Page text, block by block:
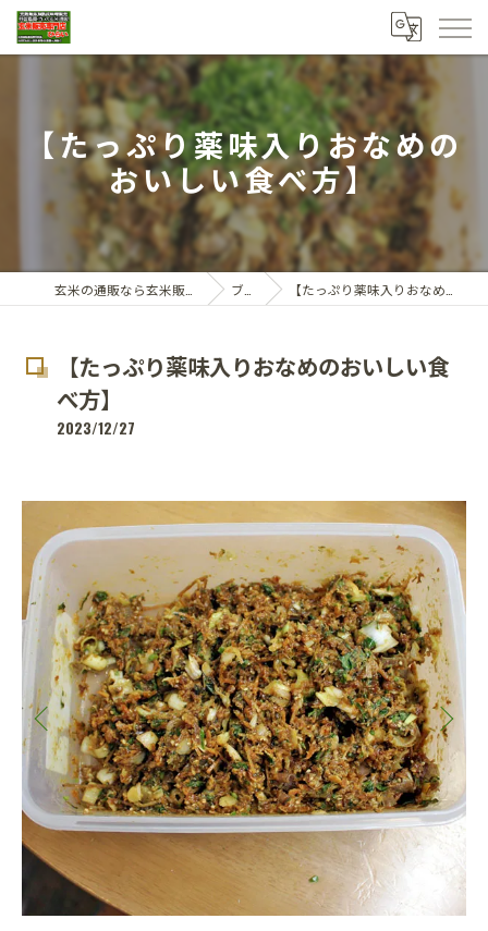
【たっぷり薬味入りおなめの
おいしい食べ方】
ブログ 【たっぷり薬味入りおなめのおいしい食べ方】
【たっぷり薬味入りおなめのおいしい食
べ方】
2023/12/27